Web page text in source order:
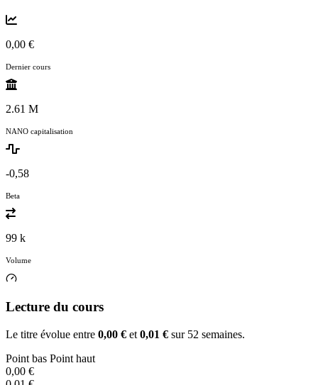
0,00 €
Dernier cours
2.61 M
NANO capitalisation
-0,58
Beta
99 k
Volume
Lecture du cours
Le titre évolue entre 0,00 € et 0,01 € sur 52 semaines.
Point bas Point haut
0,00 €